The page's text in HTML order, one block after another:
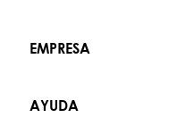
EMPRESA
AYUDA